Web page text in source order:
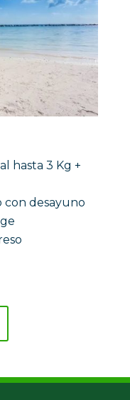
hasta 3 Kg +
con desayuno